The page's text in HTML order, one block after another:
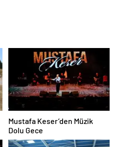
Mustafa Keser’den Müzik
Dolu Gece